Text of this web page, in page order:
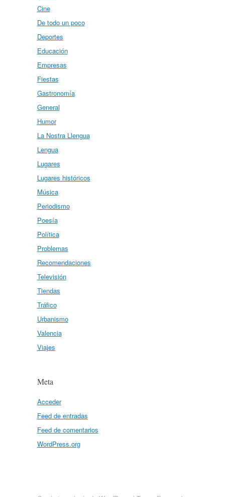
Cine
De todo un poco
Deportes
Educación
Empresas
Fiestas
Gastronomía
General
Humor
La Nostra Llengua
Lengua
Lugares
Lugares históricos
Música
Periodismo
Poesía
Política
Problemas
Recomendaciones
Televisión
Tiendas
Tráfico
Urbanismo
Valencia
Viajes
Meta
Acceder
Feed de entradas
Feed de comentarios
WordPress.org